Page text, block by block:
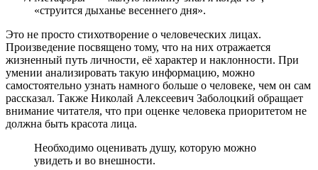
«струится дыханье весеннего дня».
Это не просто стихотворение о человеческих лицах.
Произведение посвящено тому, что на них отражается
жизненный путь личности, её характер и наклонности. При
умении анализировать такую информацию, можно
самостоятельно узнать намного больше о человеке, чем он сам
рассказал. Также Николай Алексеевич Заболоцкий обращает
внимание читателя, что при оценке человека приоритетом не
должна быть красота лица.
Необходимо оценивать душу, которую можно
увидеть и во внешности.